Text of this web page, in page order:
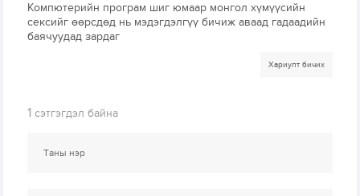
Компютерийн програм шиг юмаар монгол хүмүүсийн
сексийг өөрсдөд нь мэдэгдэлгүү бичиж аваад гадаадийн
баячуудад зардаг
Хариулт бичих
1 сэтгэгдэл байна